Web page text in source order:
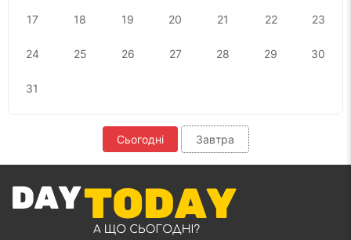
17 18 19 20 21 22 23
24 25 26 27 28 29 30
31
Сьогодні Завтра